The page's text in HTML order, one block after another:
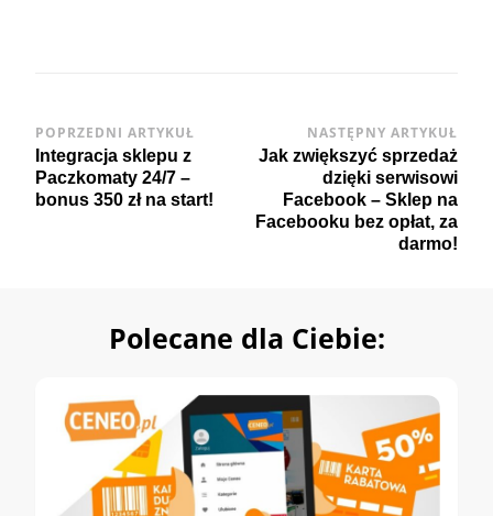
Post
Navigation
POPRZEDNI ARTYKUŁ
Integracja sklepu z
Paczkomaty 24/7 –
bonus 350 zł na start!
NASTĘPNY ARTYKUŁ
Jak zwiększyć sprzedaż
dzięki serwisowi
Facebook – Sklep na
Facebooku bez opłat, za
darmo!
Polecane dla Ciebie: